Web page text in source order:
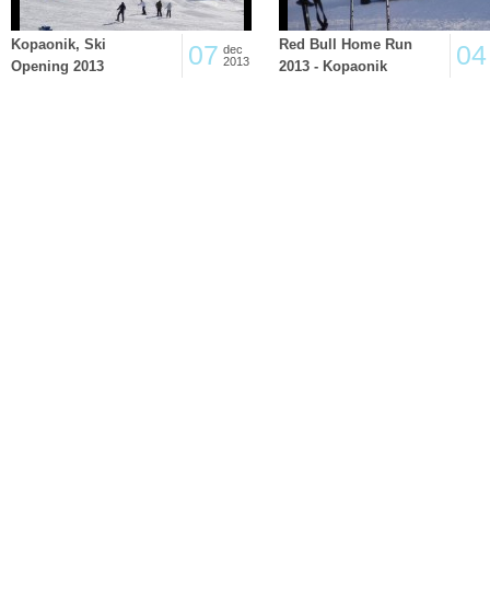
07 dec
2013
Kopaonik, Ski
Opening 2013
04
Red Bull Home Run
2013 - Kopaonik